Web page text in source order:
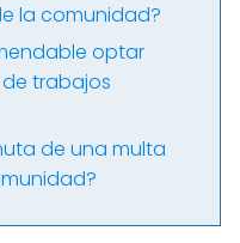
la comunidad?
optar
trabajos
de una multa